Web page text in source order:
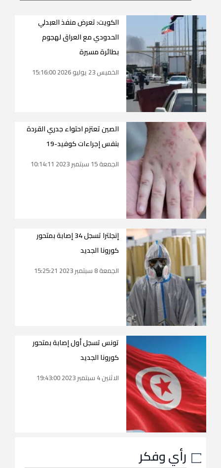
الكويت: تعرض منفذ العبدلي
الحدودي مع العراق لهجوم
بطائرة مسيرة
الخميس 23 يوليو 2026 15:16:00
الصين تعتزم احتواء جدري القردة
بنفس إجراءات كوفيد-19
الجمعة 15 سبتمبر 2023 10:14:11
إنجلترا تسجل 34 إصابة بمتحور
كورونا الجديد
الجمعة 8 سبتمبر 2023 15:25:21
تونس تسجل أول إصابة بمتحور
كورونا الجديد
الاثنين 4 سبتمبر 2023 19:43:00
رأي وفكر